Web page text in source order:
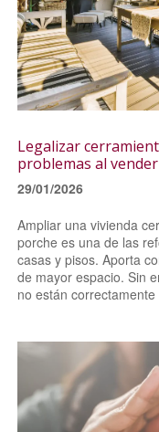
Legalizar
problemas al
29/01/2026
Ampliar una vivienda
porche es una de las
casas y pisos. Aporta
de mayor espacio. Sin
no están